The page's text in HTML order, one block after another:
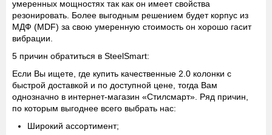
умеренных мощностях так как он имеет свойства
резонировать. Более выгодным решением будет корпус из
МДФ (MDF) за свою умеренную стоимость он хорошо гасит
вибрации.
5 причин обратиться в SteelSmart:
Если Вы ищете, где купить качественные 2.0 колонки с
быстрой доставкой и по доступной цене, тогда Вам
однозначно в интернет-магазин «Стилсмарт». Ряд причин,
по которым выгоднее всего выбрать нас:
Широкий ассортимент;